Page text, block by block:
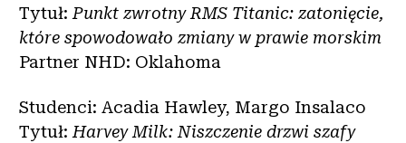
Tytuł:Punkt zwrotny RMS Titanic: zatonięcie,
które spowodowało zmiany w prawie morskim
Partner NHD: Oklahoma
Studenci: Acadia Hawley, Margo Insalaco
Tytuł: Harvey Milk: Niszczenie drzwi szafy